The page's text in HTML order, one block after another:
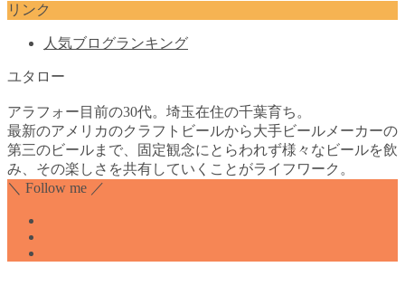
リンク
人気ブログランキング
ユタロー
アラフォー目前の30代。埼玉在住の千葉育ち。
最新のアメリカのクラフトビールから大手ビールメーカーの
第三のビールまで、固定観念にとらわれず様々なビールを飲
み、その楽しさを共有していくことがライフワーク。
＼ Follow me ／